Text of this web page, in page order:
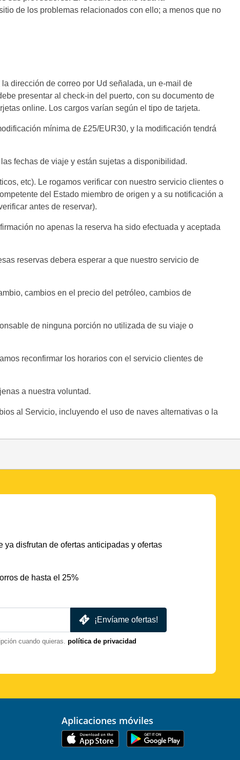
de los problemas relacionados con ello; a menos que no
dirección de correo por Ud señalada, un e-mail de
presentar al check-in del puerto, con su documento de
online. Los cargos varían según el tipo de tarjeta.
mínima de £25/EUR30, y la modificación tendrá
fechas de viaje y están sujetas a disponibilidad.
etc). Le rogamos verificar con nuestro servicio clientes o
del Estado miembro de origen y a su notificación a
antes de reservar).
no apenas la reserva ha sido efectuada y aceptada
reservas debera esperar a que nuestro servicio de
cambios en el precio del petróleo, cambios de
de ninguna porción no utilizada de su viaje o
reconfirmar los horarios con el servicio clientes de
a nuestra voluntad.
al Servicio, incluyendo el uso de naves alternativas o la
ya disfrutan de ofertas anticipadas y ofertas
de hasta el 25%
¡Envíame ofertas!
cuando quieras. política de privacidad
Aplicaciones móviles